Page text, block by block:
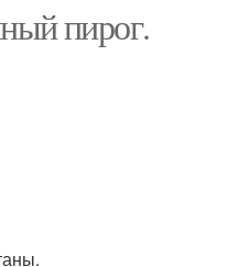
пирог.